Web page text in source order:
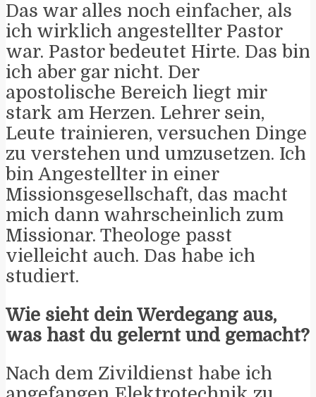
Das war alles noch einfacher, als
ich wirklich angestellter Pastor
war. Pastor bedeutet Hirte. Das bin
ich aber gar nicht. Der
apostolische Bereich liegt mir
stark am Herzen. Lehrer sein,
Leute trainieren, versuchen Dinge
zu verstehen und umzusetzen. Ich
bin Angestellter in einer
Missionsgesellschaft, das macht
mich dann wahrscheinlich zum
Missionar. Theologe passt
vielleicht auch. Das habe ich
studiert.
Wie sieht dein Werdegang aus,
was hast du gelernt und gemacht?
Nach dem Zivildienst habe ich